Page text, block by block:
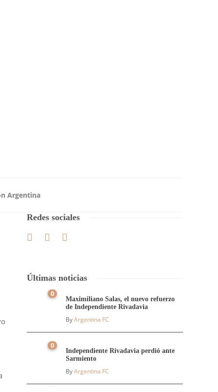
Argentina
Redes sociales
Últimas noticias
0
Maximiliano Salas, el nuevo refuerzo
de Independiente Rivadavia
ByArgentina FC
0
Independiente Rivadavia perdió ante
Sarmiento
ByArgentina FC